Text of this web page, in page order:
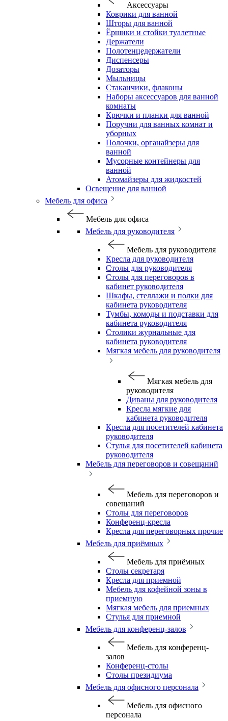
Аксессуары
Коврики для ванной
Шторы для ванной
Ёршики и стойки туалетные
Держатели
Полотенцедержатели
Диспенсеры
Дозаторы
Мыльницы
Стаканчики, флаконы
Наборы аксессуаров для ванной
комнаты
Крючки и планки для ванной
Поручни для ванных комнат и
уборных
Полочки, органайзеры для
ванной
Мусорные контейнеры для
ванной
Атомайзеры для жидкостей
Освещение для ванной
Мебель для офиса
Мебель для офиса
Мебель для руководителя
Мебель для руководителя
Кресла для руководителя
Столы для руководителя
Столы для переговоров в
кабинет руководителя
Шкафы, стеллажи и полки для
кабинета руководителя
Тумбы, комоды и подставки для
кабинета руководителя
Столики журнальные для
кабинета руководителя
Мягкая мебель для руководителя
Мягкая мебель для
руководителя
Диваны для руководителя
Кресла мягкие для
кабинета руководителя
Кресла для посетителей кабинета
руководителя
Стулья для посетителей кабинета
руководителя
Мебель для переговоров и совещаний
Мебель для переговоров и
совещаний
Столы для переговоров
Конференц-кресла
Кресла для переговорных прочие
Мебель для приёмных
Мебель для приёмных
Столы секретаря
Кресла для приемной
Мебель для кофейной зоны в
приемную
Мягкая мебель для приемных
Стулья для приемной
Мебель для конференц-залов
Мебель для конференц-
залов
Конференц-столы
Столы президиума
Мебель для офисного персонала
Мебель для офисного
персонала